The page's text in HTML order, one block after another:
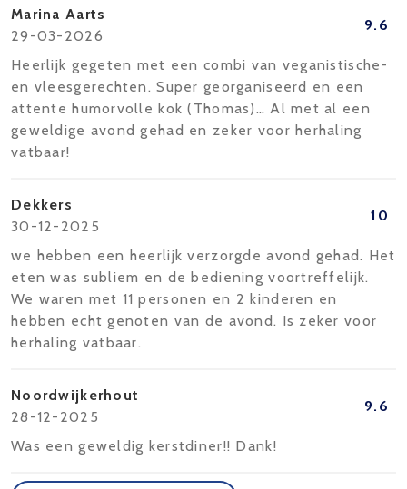
Marina Aarts
29-03-2026
9.6
Heerlijk gegeten met een combi van veganistische-
en vleesgerechten. Super georganiseerd en een
attente humorvolle kok (Thomas)… Al met al een
geweldige avond gehad en zeker voor herhaling
vatbaar!
Dekkers
30-12-2025
10
we hebben een heerlijk verzorgde avond gehad. Het
eten was subliem en de bediening voortreffelijk.
We waren met 11 personen en 2 kinderen en
hebben echt genoten van de avond. Is zeker voor
herhaling vatbaar.
Noordwijkerhout
28-12-2025
9.6
Was een geweldig kerstdiner!! Dank!